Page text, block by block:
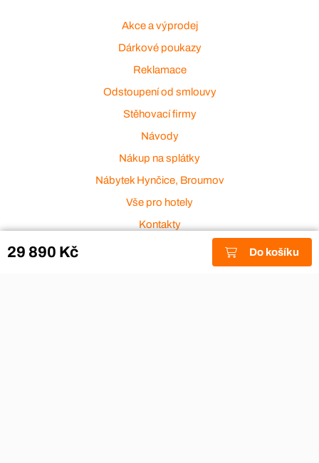
29 890 Kč Do košíku
Akce a výprodej
Dárkové poukazy
Reklamace
Odstoupení od smlouvy
Stěhovací firmy
Návody
Nákup na splátky
Nábytek Hynčice, Broumov
Vše pro hotely
Kontakty
Přijímáme platební karty